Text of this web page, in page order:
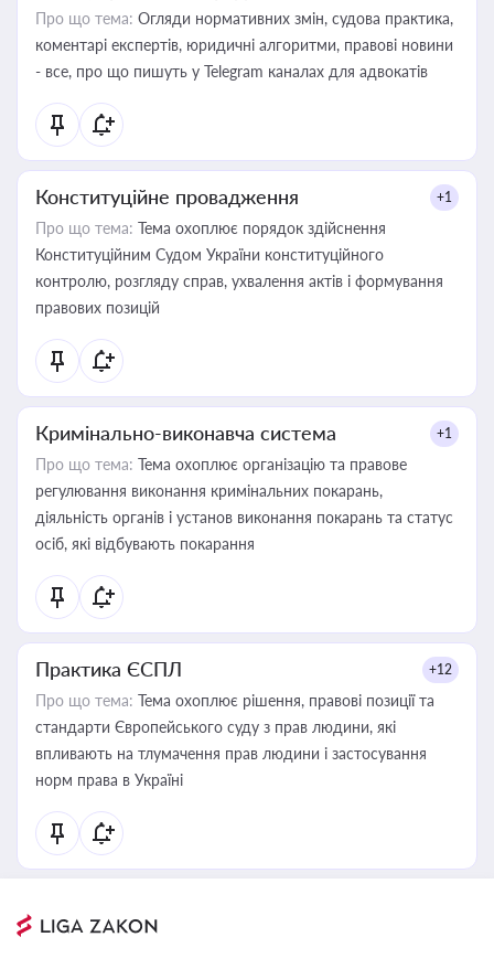
Про що тема: Огляди нормативних змін, судова практика,
коментарі експертів, юридичні алгоритми, правові новини
- все, про що пишуть у Telegram каналах для адвокатів
Конституційне провадження +1
Про що тема: Тема охоплює порядок здійснення
Конституційним Судом України конституційного
контролю, розгляду справ, ухвалення актів і формування
правових позицій
Кримінально-виконавча система +1
Про що тема: Тема охоплює організацію та правове
регулювання виконання кримінальних покарань,
діяльність органів і установ виконання покарань та статус
осіб, які відбувають покарання
Практика ЄСПЛ +12
Про що тема: Тема охоплює рішення, правові позиції та
стандарти Європейського суду з прав людини, які
впливають на тлумачення прав людини і застосування
норм права в Україні